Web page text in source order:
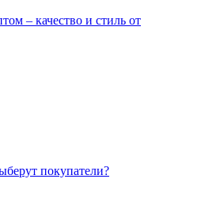
– качество и стиль от
покупатели?